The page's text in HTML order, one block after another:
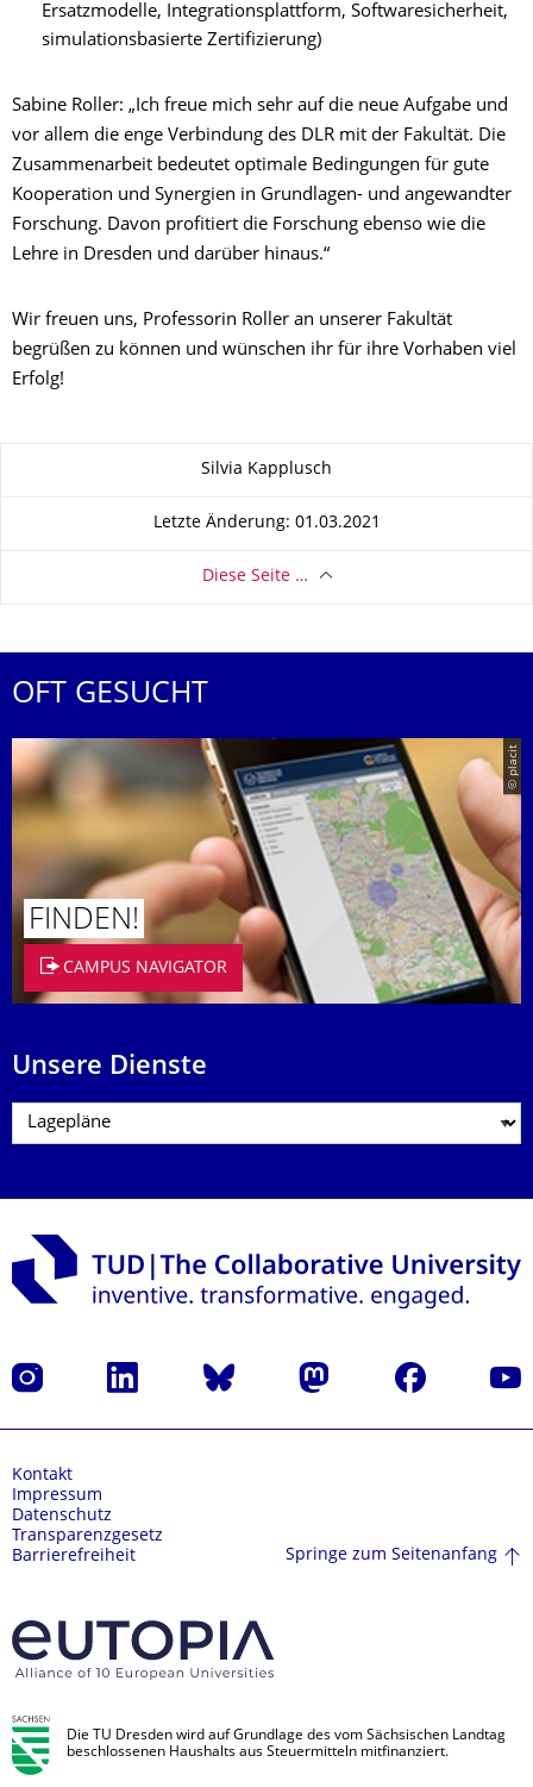
Ersatzmodelle, Integrationsplattform, Softwaresicherheit,
simulationsbasierte Zertifizierung)
Sabine Roller: „Ich freue mich sehr auf die neue Aufgabe und
vor allem die enge Verbindung des DLR mit der Fakultät. Die
Zusammenarbeit bedeutet optimale Bedingungen für gute
Kooperation und Synergien in Grundlagen- und angewandter
Forschung. Davon profitiert die Forschung ebenso wie die
Lehre in Dresden und darüber hinaus.“
Wir freuen uns, Professorin Roller an unserer Fakultät
begrüßen zu können und wünschen ihr für ihre Vorhaben viel
Erfolg!
Silvia Kapplusch
Letzte Änderung: 01.03.2021
Diese Seite …
OFT GESUCHT
© placit
FINDEN!
CAMPUS NAVIGATOR
Unsere Dienste
Instagram LinkedIn Bluesky Mastodon Facebook
Kontakt
Impressum
Datenschutz
Transparenzgesetz
Barrierefreiheit
Springe zum Seitenanfang
Die TU Dresden wird auf Grundlage des vom Sächsischen Landtag
beschlossenen Haushalts aus Steuermitteln mitfinanziert.